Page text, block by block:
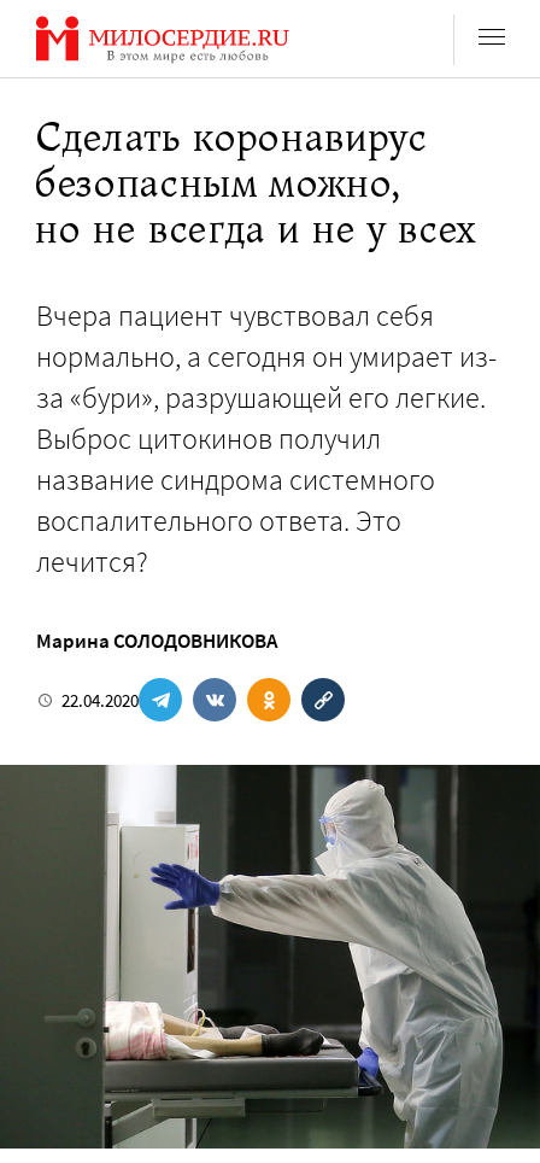
Перейти
содержанию
Cделать коронавирус
безопасным можно,
но не всегда и не у всех
Вчера пациент чувствовал себя
нормально, а сегодня он умирает из-
за «бури», разрушающей его легкие.
Выброс цитокинов получил
название синдрома системного
воспалительного ответа. Это
лечится?
Марина СОЛОДОВНИКОВА
22.04.2020